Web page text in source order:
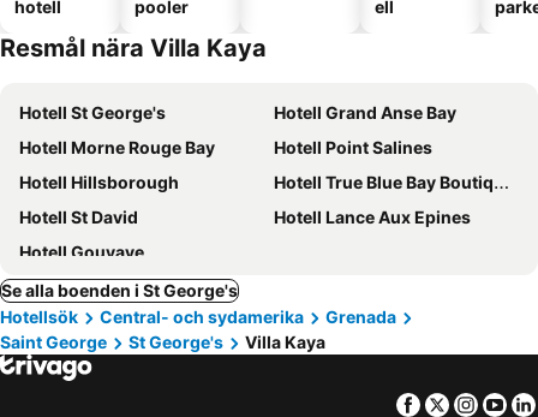
hotell
pooler
ell
Resmål nära Villa Kaya
Hotell St George's
Hotell Grand Anse Bay
Hotell Morne Rouge Bay
Hotell Point Salines
Hotell Hillsborough
Hotell True Blue Bay Boutique Resort
Hotell St David
Hotell Lance Aux Epines
Hotell Gouyave
Se alla boenden i St George's
Hotellsök
Central- och sydamerika
Grenada
Saint George
St George's Villa Kaya
Facebook
Twitter